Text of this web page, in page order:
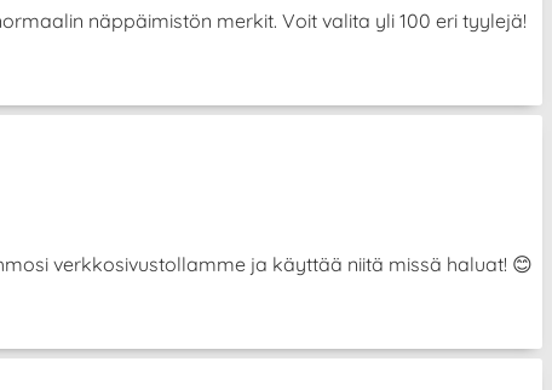
näppäimistön merkit. Voit valita yli 100 eri tyylejä!
verkkosivustollamme ja käyttää niitä missä haluat! 😊